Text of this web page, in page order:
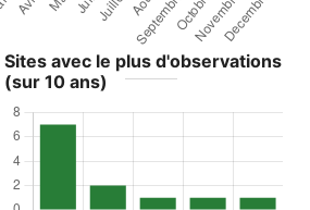
Sites avec le plus d'observations
(sur 10 ans)